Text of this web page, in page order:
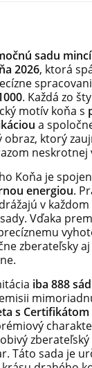
sadu
2026, ktorá
. Každá zo
motív koňa s
a
obraz, ktorý
neskrotnej
Koňa je
energiou.
v
Vďaka
zberateľsky aj
iba 888 sád
s
zberateľský
Táto sada je